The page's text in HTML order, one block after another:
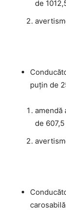
de
puţin de
amendă
de